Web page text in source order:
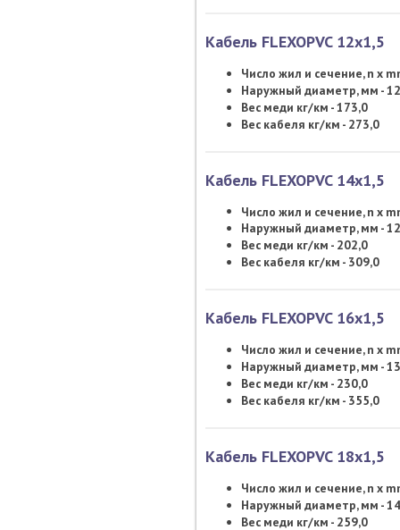
Кабель FLEXOPVC 12х1,5
Число жил и сечение, n x
Наружный диаметр, мм -
Вес меди кг/км - 173,0
Вес кабеля кг/км - 273,0
Кабель FLEXOPVC 14х1,5
Число жил и сечение, n x
Наружный диаметр, мм -
Вес меди кг/км - 202,0
Вес кабеля кг/км - 309,0
Кабель FLEXOPVC 16х1,5
Число жил и сечение, n x
Наружный диаметр, мм -
Вес меди кг/км - 230,0
Вес кабеля кг/км - 355,0
Кабель FLEXOPVC 18х1,5
Число жил и сечение, n x
Наружный диаметр, мм -
Вес меди кг/км - 259,0